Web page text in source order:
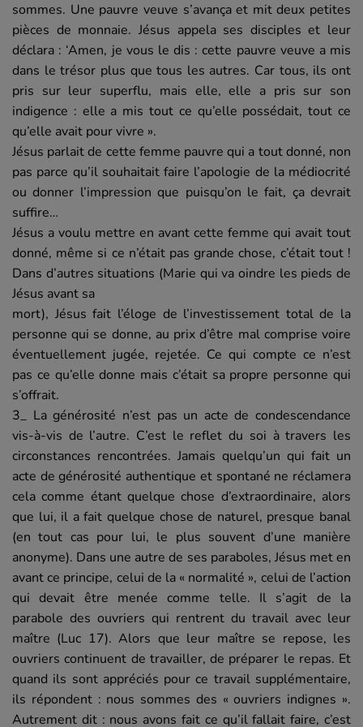
sommes. Une pauvre veuve s’avança et mit deux petites
pièces de monnaie. Jésus appela ses disciples et leur
déclara : ‘Amen, je vous le dis : cette pauvre veuve a mis
dans le trésor plus que tous les autres. Car tous, ils ont
pris sur leur superflu, mais elle, elle a pris sur son
indigence : elle a mis tout ce qu’elle possédait, tout ce
qu’elle avait pour vivre ».
Jésus parlait de cette femme pauvre qui a tout donné, non
pas parce qu’il souhaitait faire l’apologie de la médiocrité
ou donner l’impression que puisqu’on le fait, ça devrait
suffire…
Jésus a voulu mettre en avant cette femme qui avait tout
donné, même si ce n’était pas grande chose, c’était tout !
Dans d’autres situations (Marie qui va oindre les pieds de
Jésus avant sa
mort), Jésus fait l’éloge de l’investissement total de la
personne qui se donne, au prix d’être mal comprise voire
éventuellement jugée, rejetée. Ce qui compte ce n’est
pas ce qu’elle donne mais c’était sa propre personne qui
s’offrait.
3_ La générosité n’est pas un acte de condescendance
vis-à-vis de l’autre. C’est le reflet du soi à travers les
circonstances rencontrées. Jamais quelqu’un qui fait un
acte de générosité authentique et spontané ne réclamera
cela comme étant quelque chose d’extraordinaire, alors
que lui, il a fait quelque chose de naturel, presque banal
(en tout cas pour lui, le plus souvent d’une manière
anonyme). Dans une autre de ses paraboles, Jésus met en
avant ce principe, celui de la « normalité », celui de l’action
qui devait être menée comme telle. Il s’agit de la
parabole des ouvriers qui rentrent du travail avec leur
maître (Luc 17). Alors que leur maître se repose, les
ouvriers continuent de travailler, de préparer le repas. Et
quand ils sont appréciés pour ce travail supplémentaire,
ils répondent : nous sommes des « ouvriers indignes ».
Autrement dit : nous avons fait ce qu’il fallait faire, c’est